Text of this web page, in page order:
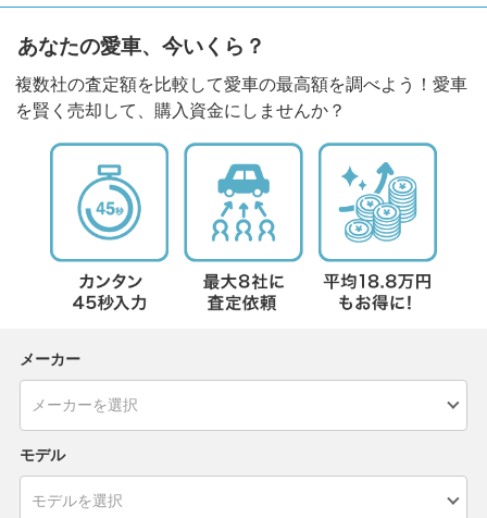
あなたの愛車、今いくら？
複数社の査定額を比較して愛車の最高額を調べよう！愛車
を賢く売却して、購入資金にしませんか？
メーカー
モデル